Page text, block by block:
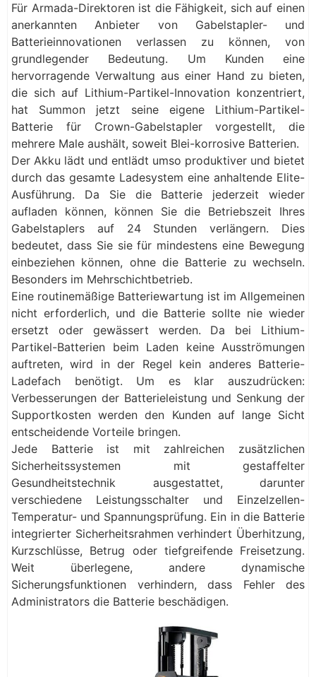
Für Armada-Direktoren ist die Fähigkeit, sich auf einen
anerkannten Anbieter von Gabelstapler- und
Batterieinnovationen verlassen zu können, von
grundlegender Bedeutung. Um Kunden eine
hervorragende Verwaltung aus einer Hand zu bieten,
die sich auf Lithium-Partikel-Innovation konzentriert,
hat Summon jetzt seine eigene Lithium-Partikel-
Batterie für Crown-Gabelstapler vorgestellt, die
mehrere Male aushält, soweit Blei-korrosive Batterien.
Der Akku lädt und entlädt umso produktiver und bietet
durch das gesamte Ladesystem eine anhaltende Elite-
Ausführung. Da Sie die Batterie jederzeit wieder
aufladen können, können Sie die Betriebszeit Ihres
Gabelstaplers auf 24 Stunden verlängern. Dies
bedeutet, dass Sie sie für mindestens eine Bewegung
einbeziehen können, ohne die Batterie zu wechseln.
Besonders im Mehrschichtbetrieb.
Eine routinemäßige Batteriewartung ist im Allgemeinen
nicht erforderlich, und die Batterie sollte nie wieder
ersetzt oder gewässert werden. Da bei Lithium-
Partikel-Batterien beim Laden keine Ausströmungen
auftreten, wird in der Regel kein anderes Batterie-
Ladefach benötigt. Um es klar auszudrücken:
Verbesserungen der Batterieleistung und Senkung der
Supportkosten werden den Kunden auf lange Sicht
entscheidende Vorteile bringen.
Jede Batterie ist mit zahlreichen zusätzlichen
Sicherheitssystemen mit gestaffelter
Gesundheitstechnik ausgestattet, darunter
verschiedene Leistungsschalter und Einzelzellen-
Temperatur- und Spannungsprüfung. Ein in die Batterie
integrierter Sicherheitsrahmen verhindert Überhitzung,
Kurzschlüsse, Betrug oder tiefgreifende Freisetzung.
Weit überlegene, andere dynamische
Sicherungsfunktionen verhindern, dass Fehler des
Administrators die Batterie beschädigen.